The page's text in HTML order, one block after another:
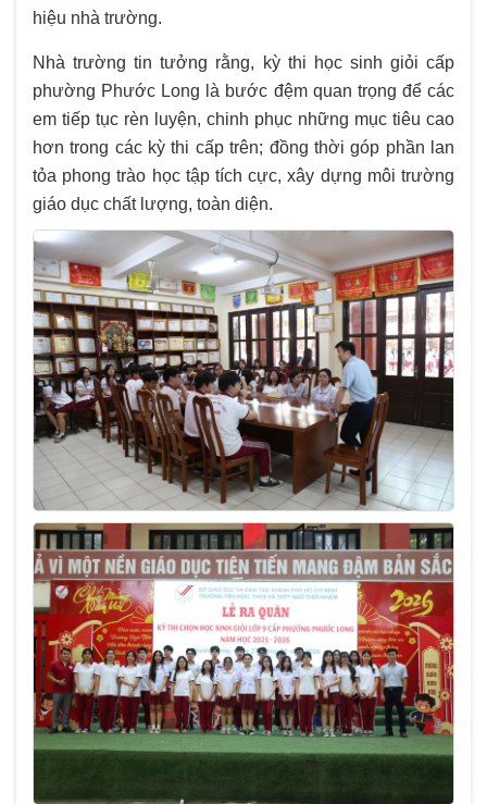
hiệu nhà trường.
Nhà trường tin tưởng rằng, kỳ thi học sinh giỏi cấp
phường Phước Long là bước đệm quan trọng để các
em tiếp tục rèn luyện, chinh phục những mục tiêu cao
hơn trong các kỳ thi cấp trên; đồng thời góp phần lan
tỏa phong trào học tập tích cực, xây dựng môi trường
giáo dục chất lượng, toàn diện.